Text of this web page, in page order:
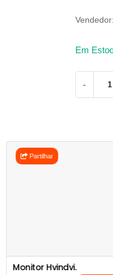
Vendedor:
Em
-
Partilhar
Monitor Hvindvi.